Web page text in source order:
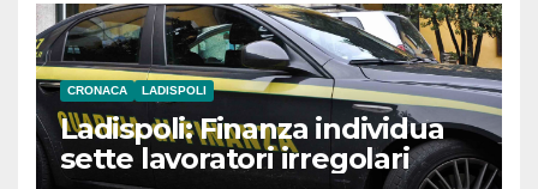
CRONACA LADISPOLI
Ladispoli: Finanza individua
sette lavoratori irregolari